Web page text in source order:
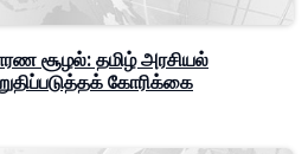
சூழல்: தமிழ் அரசியல்
கோரிக்கை